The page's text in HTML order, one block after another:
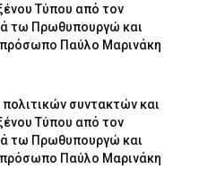
Τύπου από τον
τω Πρωθυπουργώ και
Παύλο Μαρινάκη
συντακτών και
Τύπου από τον
τω Πρωθυπουργώ και
Παύλο Μαρινάκη